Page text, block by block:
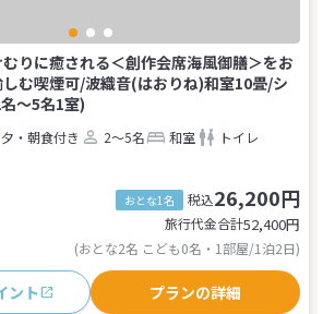
りに癒される＜創作会席海風御膳＞をお
む喫煙可/波織音(はおりね)和室10畳/シ
～5名1室)
夕・朝食付き 2～5名 和室
トイレ
おとな1名 税込26,200円
旅行代金合計52,400円
(おとな2名 こども0名・1部屋/1泊2日)
ント プランの詳細